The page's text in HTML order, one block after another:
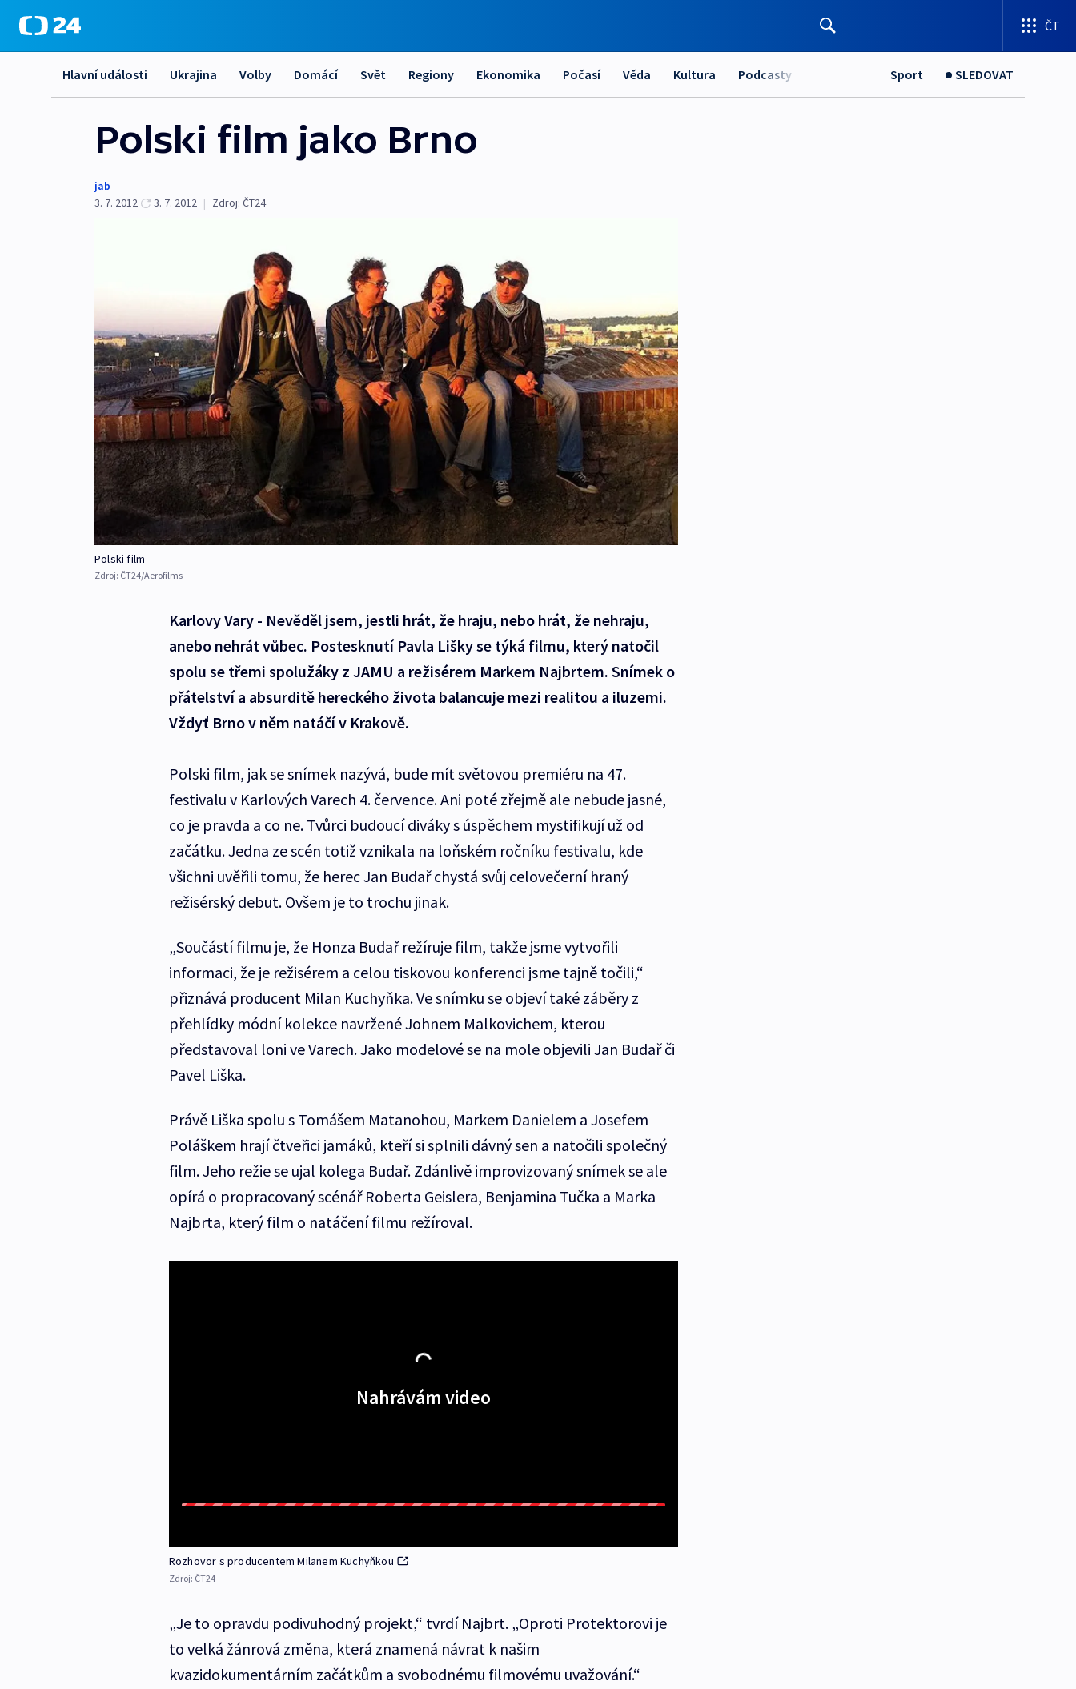
ČT
Hlavní události Ukrajina Volby Domácí Svět Regiony Ekonomika Počasí Věda Kultura Podcasty Sport SLEDOVAT
Polski film jako Brno
jab
3. 7. 2012
3. 7. 2012 | Zdroj: ČT24
Polski film
Zdroj: ČT24/Aerofilms
Karlovy Vary - Nevěděl jsem, jestli hrát, že hraju, nebo hrát, že nehraju,
anebo nehrát vůbec. Postesknutí Pavla Lišky se týká filmu, který natočil
spolu se třemi spolužáky z JAMU a režisérem Markem Najbrtem. Snímek o
přátelství a absurditě hereckého života balancuje mezi realitou a iluzemi.
Vždyť Brno v něm natáčí v Krakově.
Polski film, jak se snímek nazývá, bude mít světovou premiéru na 47.
festivalu v Karlových Varech 4. července. Ani poté zřejmě ale nebude jasné,
co je pravda a co ne. Tvůrci budoucí diváky s úspěchem mystifikují už od
začátku. Jedna ze scén totiž vznikala na loňském ročníku festivalu, kde
všichni uvěřili tomu, že herec Jan Budař chystá svůj celovečerní hraný
režisérský debut. Ovšem je to trochu jinak.
„Součástí filmu je, že Honza Budař režíruje film, takže jsme vytvořili
informaci, že je režisérem a celou tiskovou konferenci jsme tajně točili,“
přiznává producent Milan Kuchyňka. Ve snímku se objeví také záběry z
přehlídky módní kolekce navržené Johnem Malkovichem, kterou
představoval loni ve Varech. Jako modelové se na mole objevili Jan Budař či
Pavel Liška.
Právě Liška spolu s Tomášem Matanohou, Markem Danielem a Josefem
Poláškem hrají čtveřici jamáků, kteří si splnili dávný sen a natočili společný
film. Jeho režie se ujal kolega Budař. Zdánlivě improvizovaný snímek se ale
opírá o propracovaný scénář Roberta Geislera, Benjamina Tučka a Marka
Najbrta, který film o natáčení filmu režíroval.
Nahrávám video
Rozhovor s producentem Milanem Kuchyňkou
Zdroj: ČT24
„Je to opravdu podivuhodný projekt,“ tvrdí Najbrt. „Oproti Protektorovi je
to velká žánrová změna, která znamená návrat k našim
kvazidokumentárním začátkům a svobodnému filmovému uvažování.“